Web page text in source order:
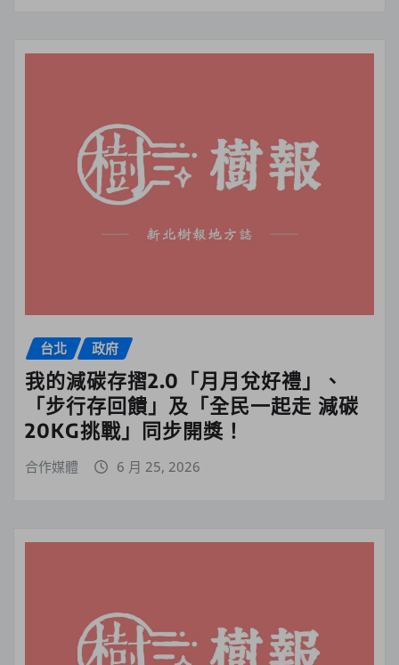
台北 政府
我的減碳存摺2.0「月月兌好禮」、
「步行存回饋」及「全民一起走 減碳
20KG挑戰」同步開獎！
合作媒體 6 月 25, 2026